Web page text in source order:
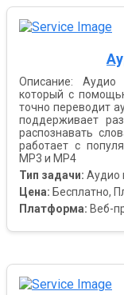
Описание: Аудио
который с
точно переводит
поддерживает
распознавать
работает с
MP3 и MP4
Тип задачи: Аудио
Цена: Бесплатно,
Платформа: Веб-